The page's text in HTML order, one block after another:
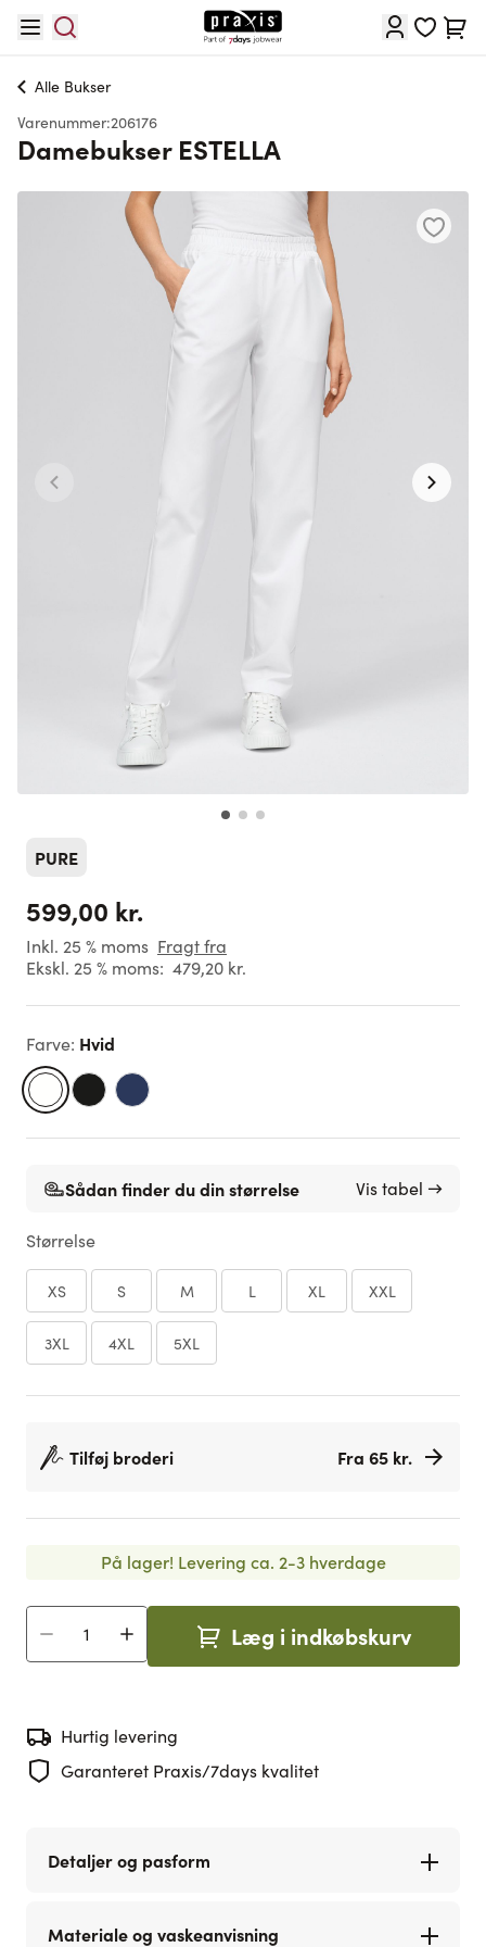
Cart
Alle Bukser
Varenummer:206176
Damebukser ESTELLA
PURE
599,00 kr.
Inkl. 25 % moms Fragt fra
Ekskl. 25 % moms: 479,20 kr.
Farve: Hvid
Sådan finder du din størrelse Vis tabel →
Størrelse
XS S M L XL XXL
3XL 4XL 5XL
Tilføj broderi Fra 65 kr.
På lager! Levering ca. 2-3 hverdage
Antal Læg i indkøbskurv
Hurtig levering
Garanteret Praxis/7days kvalitet
Detaljer og pasform
Materiale og vaskeanvisning